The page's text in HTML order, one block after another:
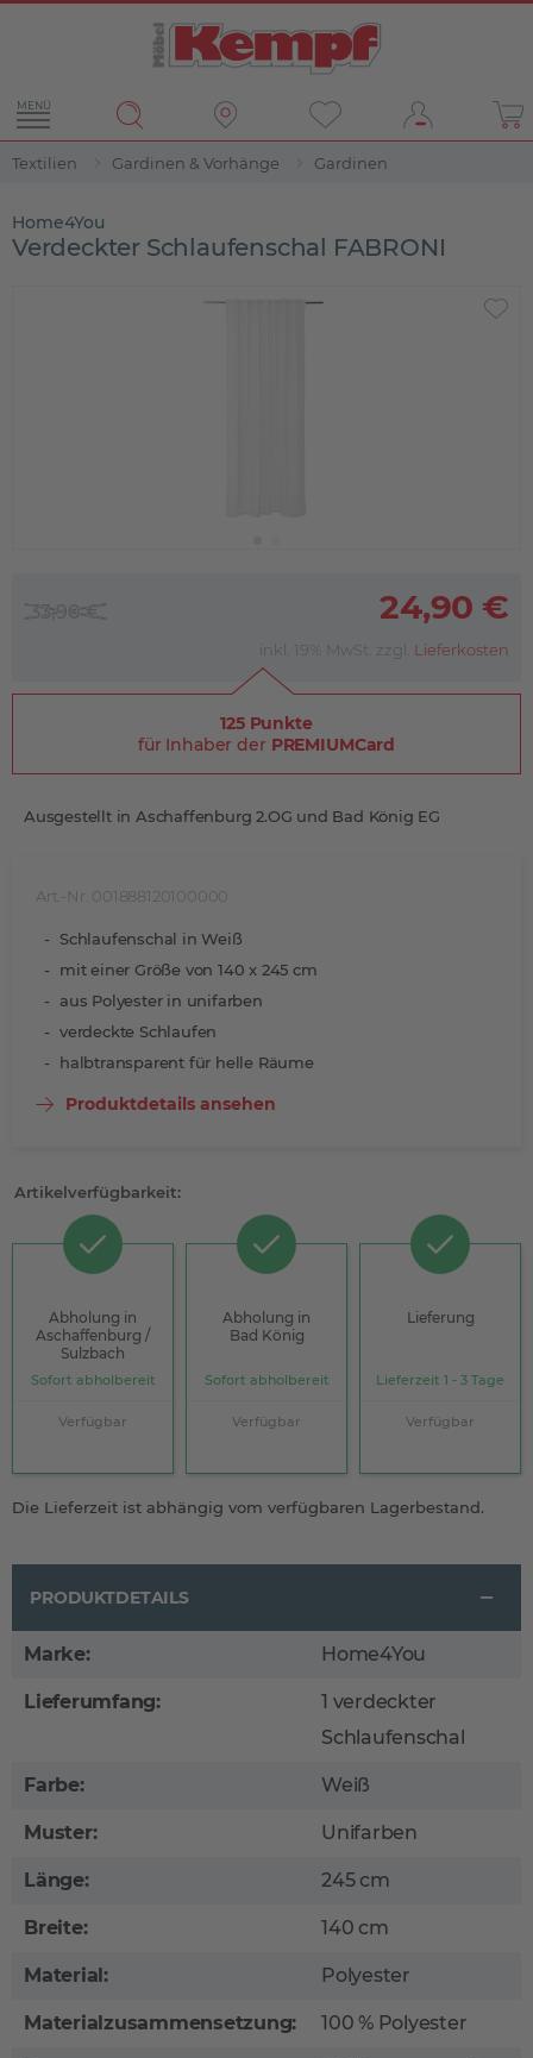
MENÜ
Textilien Gardinen & Vorhänge Gardinen
Home4You
Verdeckter Schlaufenschal FABRONI
Art.-Nr. 001888120100000
Schlaufenschal in Weiß
mit einer Größe von 140 x 245 cm
aus Polyester in unifarben
verdeckte Schlaufen
halbtransparent für helle Räume
Produktdetails ansehen
Artikelverfügbarkeit:
Abholung in
Aschaffenburg /
Sulzbach
Sofort abholbereit
Verfügbar
Abholung in
Bad König
Sofort abholbereit
Verfügbar
Lieferung
Lieferzeit 1 - 3 Tage
Verfügbar
Die Lieferzeit ist abhängig vom verfügbaren Lagerbestand.
24,90 €
inkl. 19% MwSt. zzgl. Lieferkosten
125 Punkte
für Inhaber der PREMIUMCard
Ausgestellt in Aschaffenburg 2.OG und Bad König EG
PRODUKTDETAILS
Marke: Home4You
Lieferumfang:
1 verdeckter
Schlaufenschal
Farbe: Weiß
Muster: Unifarben
Länge: 245 cm
Breite: 140 cm
Material: Polyester
Materialzusammensetzung: 100 % Polyester